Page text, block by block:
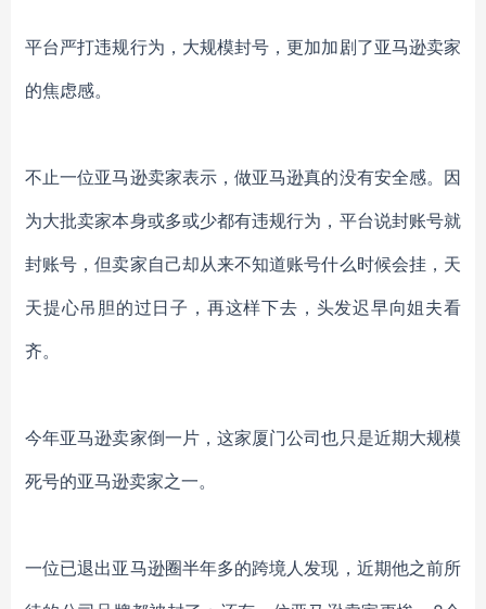
平台严打违规行为，大规模封号，更加加剧了亚马逊卖家
的焦虑感。
不止一位亚马逊卖家表示，做亚马逊真的没有安全感。因
为大批卖家本身或多或少都有违规行为，平台说封账号就
封账号，但卖家自己却从来不知道账号什么时候会挂，天
天提心吊胆的过日子，再这样下去，头发迟早向姐夫看
齐。
今年亚马逊卖家倒一片，这家厦门公司也只是近期大规模
死号的亚马逊卖家之一。
一位已退出亚马逊圈半年多的跨境人发现，近期他之前所